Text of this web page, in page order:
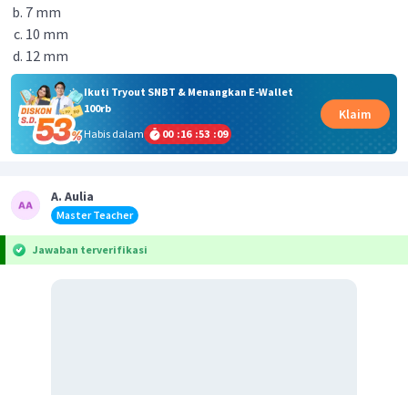
7 mm
10 mm
12 mm
Ikuti Tryout SNBT & Menangkan E-Wallet
100rb
Habis dalam
00 :16 :53 :09
Klaim
A. Aulia
Master Teacher
Jawaban terverifikasi